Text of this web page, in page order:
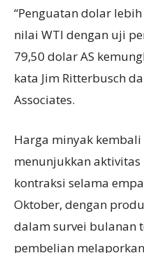
“Penguatan dolar
nilai WTI dengan uji
79,50 dolar AS
kata Jim Ritterbusch
Associates.
Harga minyak
menunjukkan aktivitas
kontraksi selama
Oktober, dengan
dalam survei bulanan
pembelian